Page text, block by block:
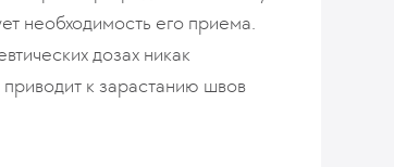
необходимость его приема.
дозах никак
к зарастанию швов